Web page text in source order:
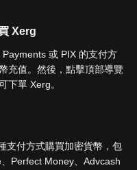
Xerg
或 PIX 的支付方
充值。然後，點擊頂部導覽
下單 Xerg。
支付方式購買加密貨幣，包
Perfect Money、Advcash